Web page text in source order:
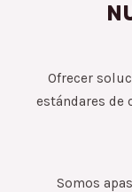
Ofrecer
estándares de
Somos